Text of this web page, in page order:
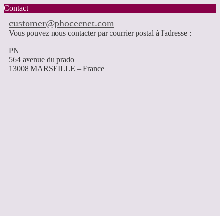
Contact
customer@phoceenet.com
Vous pouvez nous contacter par courrier postal à l'adresse :
PN
564 avenue du prado
13008 MARSEILLE – France